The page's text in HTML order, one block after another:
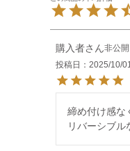
購入者
非公開
投稿日
2025/10/
締め付け感な
リバーシブル